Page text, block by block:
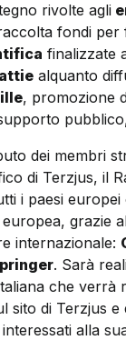
rivolte agli
fondi per
finalizzate
alquanto
, promozione
dei membri
di Terzjus, il
i paesi
grazie
internazionale:
. Sarà
che verrà
sito di Terzjus e
alla